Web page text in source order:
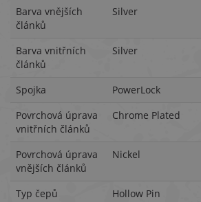
Barva vnějších
článků
Silver
Barva vnitřních
článků
Silver
Spojka
PowerLock
Povrchová úprava
vnitřních článků
Chrome Plated
Povrchová úprava
vnějších článků
Nickel
Typ čepů
Hollow Pin